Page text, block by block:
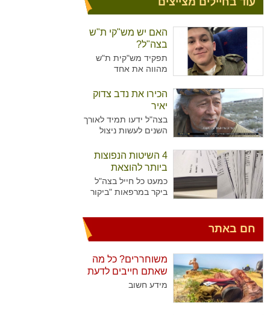
האם יש מש"קי ת"ש
בצה"ל?
תפקיד מש"קית ת"ש
מהווה את אחד
יותר עם נשים מאשר
גברים בצה"ל. מדובר על
תפקיד המקביל לתפקיד
של עובדת סוציאלית
ויועצת בבתי הספר,
להכשיר גם גברים לאותו
התפקיד.
הכירו את נדב צדוק
יאיר
בצה"ל ידעו תמיד לאורך
השנים לעשות ניצול
שלו ידע נרחב בתחומים
רבים עימו הגיעו
לישראל. כך קרה גם עם
נדב צדוק יאיר. דמות
יוצאת דופן, בעלת
שצה"ל ומערכת הביטחון
4 השיטות הנפוצות
ביותר להוצאת
גימלים
כמעט כל חייל בצה"ל
ביקר במרפאות "ביקור
שביקרו פעמים בודדות
במרפאות, יש את אלו
באופן קבוע בצאת
חם באתר
משוחררים? כל מה
שאתם חייבים לדעת
מידע חשוב